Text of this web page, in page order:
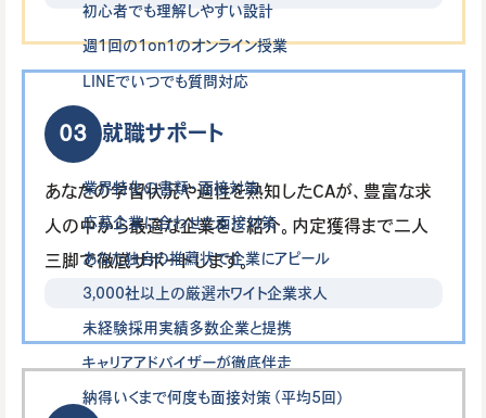
初心者でも理解しやすい設計
週1回の1on1のオンライン授業
LINEでいつでも質問対応
03 就職サポート
あなたの学習状況や適性を熟知したCAが、豊富な求
人の中から最適な企業をご紹介。内定獲得まで二人
三脚で徹底サポートします。
業界特化の書類・面接対策
応募企業に合わせた面接対策
あなた独自の推薦状で企業にアピール
3,000社以上の厳選ホワイト企業求人
未経験採用実績多数企業と提携
キャリアアドバイザーが徹底伴走
納得いくまで何度も面接対策（平均5回）